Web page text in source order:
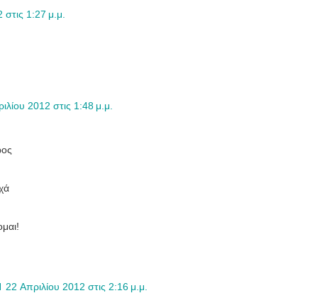
στις 1:27 μ.μ.
2012 στις 1:48 μ.μ.
22 Απριλίου 2012 στις 2:16 μ.μ.